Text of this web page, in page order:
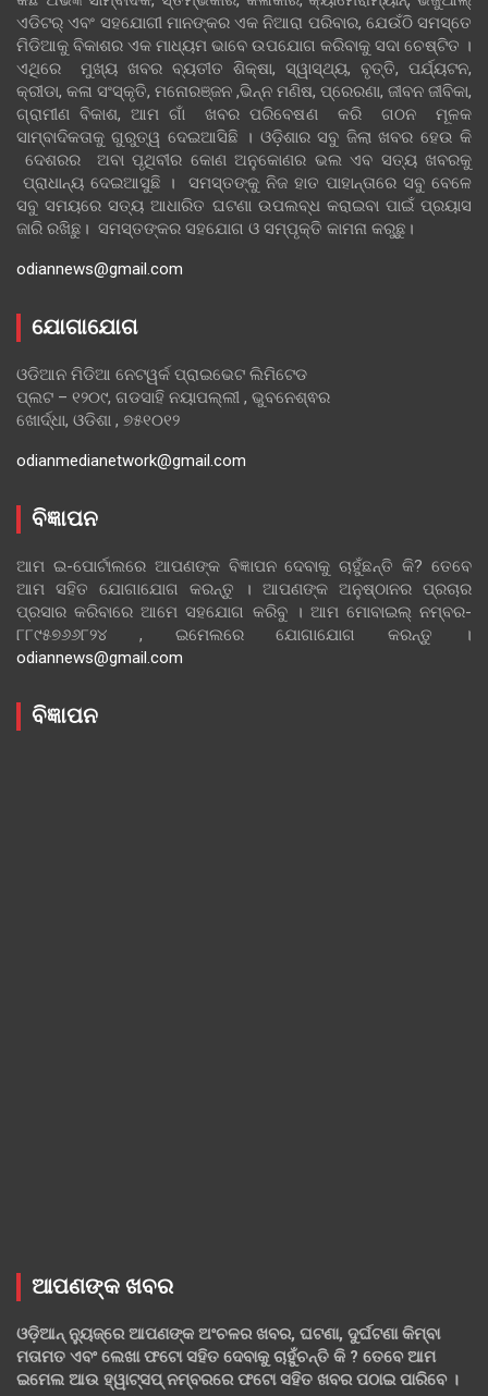
ଏଡିଟର୍ ଏବଂ ସହଯୋଗୀ ମାନଙ୍କର ଏକ ନିଆରା ପରିବାର, ଯେଉଁଠି ସମସ୍ତେ
ମିଡିଆକୁ ବିକାଶର ଏକ ମାଧ୍ୟମ ଭାବେ ଉପଯୋଗ କରିବାକୁ ସଦା ଚେଷ୍ଟିତ ।
ଏଥିରେ ମୁଖ୍ୟ ଖବର ବ୍ୟତୀତ ଶିକ୍ଷା, ସ୍ୱାସ୍ଥ୍ୟ, ବୃତ୍ତି, ପର୍ଯ୍ୟଟନ,
କ୍ରୀଡା, କଳା ସଂସ୍କୃତି, ମନୋରଞ୍ଜନ ,ଭିନ୍ନ ମଣିଷ, ପ୍ରେରଣା, ଜୀବନ ଜୀବିକା,
ଗ୍ରାମୀଣ ବିକାଶ, ଆମ ଗାଁ ଖବର ପରିବେଷଣ କରି ଗଠନ ମୂଳକ
ସାମ୍ବାଦିକତାକୁ ଗୁରୁତ୍ୱ ଦେଇଆସିଛି । ଓଡ଼ିଶାର ସବୁ ଜିଲା ଖବର ହେଉ କି
ଦେଶରର ଅବା ପୃଥିବୀର କୋଣ ଅନୁକୋଣର ଭଲ ଏବ ସତ୍ୟ ଖବରକୁ
ପ୍ରାଧାନ୍ୟ ଦେଇଆସୁଛି । ସମସ୍ତଙ୍କୁ ନିଜ ହାତ ପାହାନ୍ତାରେ ସବୁ ବେଳେ
ସବୁ ସମୟରେ ସତ୍ୟ ଆଧାରିତ ଘଟଣା ଉପଲବ୍ଧ କରାଇବା ପାଇଁ ପ୍ରୟାସ
ଜାରି ରଖିଛୁ। ସମସ୍ତଙ୍କର ସହଯୋଗ ଓ ସମ୍ପୃକ୍ତି କାମନା କରୁଛୁ।
odiannews@gmail.com
ଯୋଗାଯୋଗ
ଓଡିଆନ ମିଡିଆ ନେଟୱର୍କ ପ୍ରାଇଭେଟ ଲିମିଟେଡ
ପ୍ଲଟ – ୧୨୦୯, ଗଡସାହି ନୟାପଲ୍ଲୀ , ଭୁବନେଶ୍ଵର
ଖୋର୍ଦ୍ଧା, ଓଡିଶା , ୭୫୧୦୧୨
odianmedianetwork@gmail.com
ବିଜ୍ଞାପନ
ଆମ ଇ-ପୋର୍ଟାଲରେ ଆପଣଙ୍କ ବିଜ୍ଞାପନ ଦେବାକୁ ଚାହୁଁଛନ୍ତି କି? ତେବେ
ଆମ ସହିତ ଯୋଗାଯୋଗ କରନ୍ତୁ । ଆପଣଙ୍କ ଅନୁଷ୍ଠାନର ପ୍ରଚାର
ପ୍ରସାର କରିବାରେ ଆମେ ସହଯୋଗ କରିବୁ । ଆମ ମୋବାଇଲ୍ ନମ୍ବର-
୮୮୯୫୭୬୬୮୨୪ , ଇମେଲରେ ଯୋଗାଯୋଗ କରନ୍ତୁ ।
odiannews@gmail.com
ବିଜ୍ଞାପନ
ଆପଣଙ୍କ ଖବର
ଓଡ଼ିଆନ୍ ନ୍ୟୁଜ୍‌ରେ ଆପଣଙ୍କ ଅଂଚଳର ଖବର, ଘଟଣା, ଦୁର୍ଘଟଣା କିମ୍ବା
ମତାମତ ଏବଂ ଲେଖା ଫଟୋ ସହିତ ଦେବାକୁ ଚାହୁଁଚନ୍ତି କି ? ତେବେ ଆମ
ଇମେଲ ଆଉ ହ୍ୱାଟ୍‌ସପ୍ ନମ୍ବରରେ ଫଟୋ ସହିତ ଖବର ପଠାଇ ପାରିବେ ।